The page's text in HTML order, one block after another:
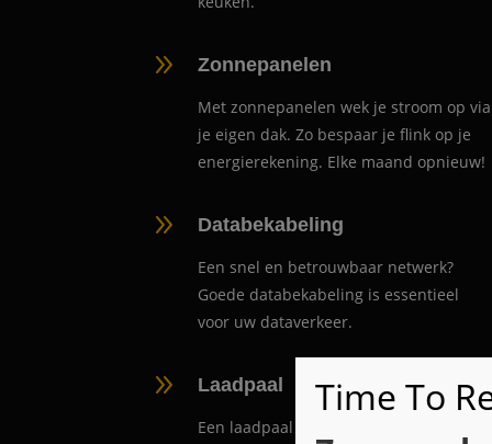
9 Zonnepanelen
Met zonnepanelen wek je stroom op via
je eigen dak. Zo bespaar je flink op je
energierekening. Elke maand opnieuw!
9 Databekabeling
Een snel en betrouwbaar netwerk?
Goede databekabeling is essentieel
voor uw dataverkeer.
9 Laadpaal
Een laadpaal installeren? Zoekt u een
Time To